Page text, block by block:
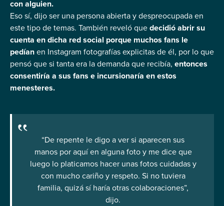
con alguien.
Eso sí, dijo ser una persona abierta y despreocupada en
este tipo de temas. También reveló quedecidió abrir su
cuenta en dicha red social porque muchos fans le
pedíanen Instagram fotografías explicitas de él, por lo que
pensó que si tanta era la demanda que recibía, entonces
consentiría a sus fans e incursionaría en estos
menesteres.
“De repente le digo a ver si aparecen sus
manos por aquí en alguna foto y me dice que
luego lo platicamos hacer unas fotos cuidadas y
con mucho cariño y respeto. Si no tuviera
familia, quizá sí haría otras colaboraciones”,
dijo.